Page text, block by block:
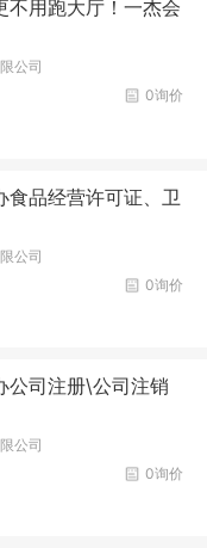
不用跑大厅！一杰会
公司
0询价
食品经营许可证、卫
公司
0询价
公司注册\公司注销
公司
0询价